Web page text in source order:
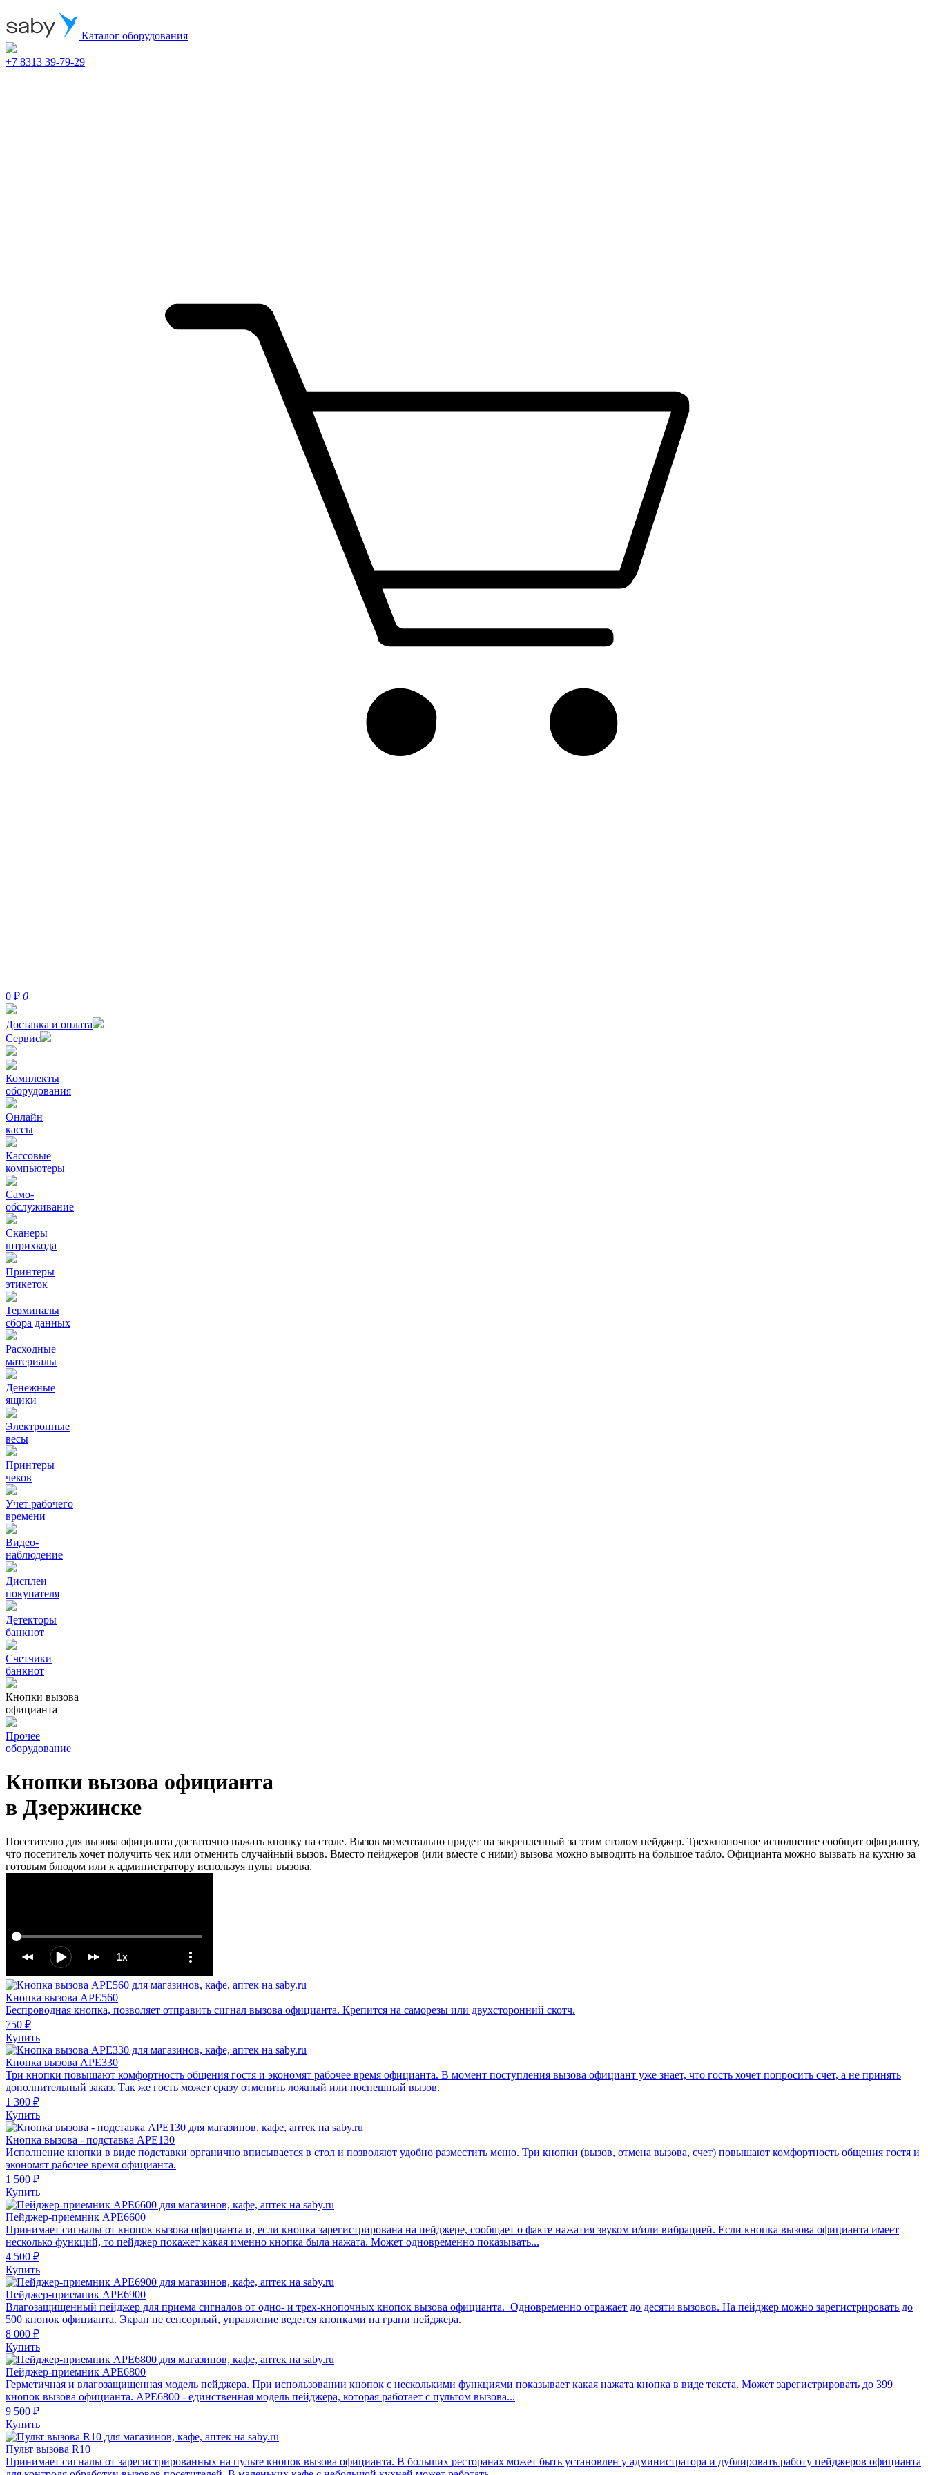
Каталог оборудования
+7 8313 39-79-29
0 ₽ 0
Доставка и оплата
Сервис
Комплекты
оборудования
Онлайн
кассы
Кассовые
компьютеры
Само-
обслуживание
Сканеры
штрихкода
Принтеры
этикеток
Терминалы
сбора данных
Расходные
материалы
Денежные
ящики
Электронные
весы
Принтеры
чеков
Учет рабочего
времени
Видео‑
наблюдение
Дисплеи
покупателя
Детекторы
банкнот
Счетчики
банкнот
Кнопки вызова
официанта
Прочее
оборудование
Кнопки вызова официанта
в Дзержинске
Посетителю для вызова официанта достаточно нажать кнопку на столе. Вызов моментально придет на закрепленный за этим столом пейджер. Трехкнопочное исполнение сообщит официанту,
что посетитель хочет получить чек или отменить случайный вызов. Вместо пейджеров (или вместе с ними) вызова можно выводить на большое табло. Официанта можно вызвать на кухню за
готовым блюдом или к администратору используя пульт вызова.
Кнопка вызова АРЕ560
Беспроводная кнопка, позволяет отправить сигнал вызова официанта. Крепится на саморезы или двухсторонний скотч.
750 ₽
Купить
Кнопка вызова АРЕ330
Три кнопки повышают комфортность общения гостя и экономят рабочее время официанта. В момент поступления вызова официант уже знает, что гость хочет попросить счет, а не принять
дополнительный заказ. Так же гость может сразу отменить ложный или поспешный вызов.
1 300 ₽
Купить
Кнопка вызова - подставка АРЕ130
Исполнение кнопки в виде подставки органично вписывается в стол и позволяют удобно разместить меню. Три кнопки (вызов, отмена вызова, счет) повышают комфортность общения гостя и
экономят рабочее время официанта.
1 500 ₽
Купить
Пейджер-приемник АРЕ6600
Принимает сигналы от кнопок вызова официанта и, если кнопка зарегистрирована на пейджере, сообщает о факте нажатия звуком и/или вибрацией. Если кнопка вызова официанта имеет
несколько функций, то пейджер покажет какая именно кнопка была нажата. Может одновременно показывать...
4 500 ₽
Купить
Пейджер-приемник АРЕ6900
Влагозащищенный пейджер для приема сигналов от одно- и трех-кнопочных кнопок вызова официанта. Одновременно отражает до десяти вызовов. На пейджер можно зарегистрировать до
500 кнопок официанта. Экран не сенсорный, управление ведется кнопками на грани пейджера.
8 000 ₽
Купить
Пейджер-приемник АРЕ6800
Герметичная и влагозащищенная модель пейджера. При использовании кнопок с несколькими функциями показывает какая нажата кнопка в виде текста. Может зарегистрировать до 399
кнопок вызова официанта. АРЕ6800 - единственная модель пейджера, которая работает с пультом вызова...
9 500 ₽
Купить
Пульт вызова R10
Принимает сигналы от зарегистрированных на пульте кнопок вызова официанта. В больших ресторанах может быть установлен у администратора и дублировать работу пейджеров официанта